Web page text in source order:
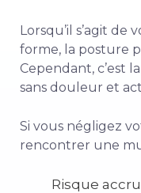
Lorsqu’il s’agit
forme, la posture
Cependant, c’est
sans douleur et
Si vous négligez
rencontrer une
Risque